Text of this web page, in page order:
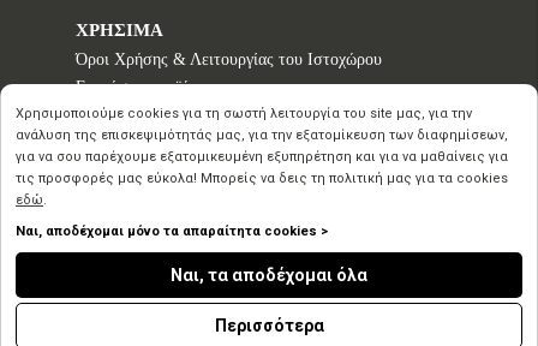
ΧΡΗΣΙΜΑ
Όροι Χρήσης & Λειτουργίας του Ιστοχώρου
Εγγυήσεις προϊόντων
Τρόποι παραγγελίας
Πολιτική επιστροφών - Δικαίωμα Υπαναχώρησης
Προστασία Προσωπικών Δεδομένων
Copyright © 2020 2026
Inspirational Creationby Advisable
by Ecommercen
Χρησιμοποιούμε cookies για τη σωστή λειτουργία του site μας, για την
ανάλυση της επισκεψιμότητάς μας, για την εξατομίκευση των διαφημίσεων,
για να σου παρέχουμε εξατομικευμένη εξυπηρέτηση και για να μαθαίνεις για
τις προσφορές μας εύκολα! Μπορείς να δεις τη πολιτική μας για τα cookies
εδώ.
Ναι, αποδέχομαι μόνο τα απαραίτητα cookies >
Ναι, τα αποδέχομαι όλα
Περισσότερα